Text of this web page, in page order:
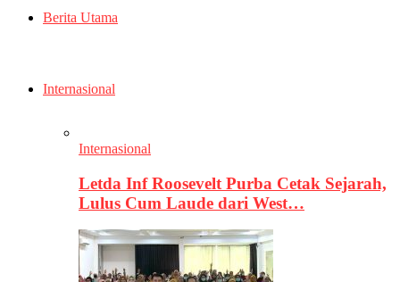
Berita Utama
Internasional
Internasional
Letda Inf Roosevelt Purba Cetak Sejarah,
Lulus Cum Laude dari West…